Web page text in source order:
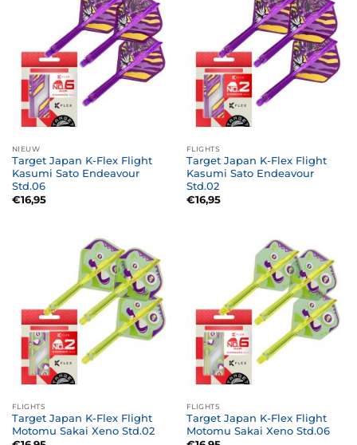
NIEUW
Target Japan K-Flex Flight
Kasumi Sato Endeavour
Std.06
€16,95
FLIGHTS
Target Japan K-Flex Flight
Kasumi Sato Endeavour
Std.02
€16,95
FLIGHTS
Target Japan K-Flex Flight
Motomu Sakai Xeno Std.02
FLIGHTS
Target Japan K-Flex Flight
Motomu Sakai Xeno Std.06